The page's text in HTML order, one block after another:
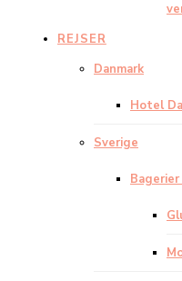
REJSER
Danmark
Hotel
Sverige